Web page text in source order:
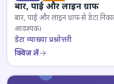
बार, पाई और लाइन ग्राफ
बार, पाई और लाइन ग्राफ से डेटा
आवश्यक।
डेटा व्याख्या प्रश्नोत्तरी
क्विज़ लें